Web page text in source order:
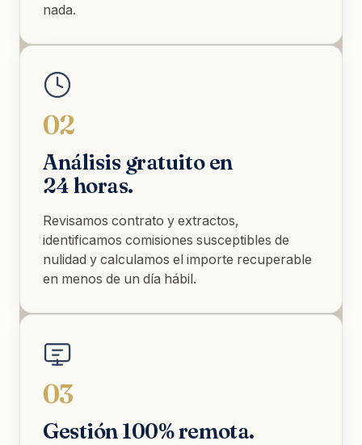
nada.
02
Análisis gratuito en
24 horas.
Revisamos contrato y extractos,
identificamos comisiones susceptibles de
nulidad y calculamos el importe recuperable
en menos de un día hábil.
03
Gestión 100% remota.